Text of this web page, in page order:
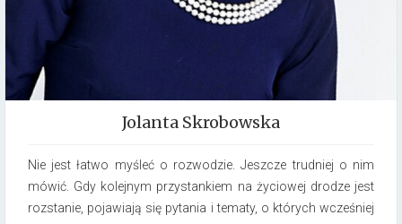
Jolanta Skrobowska
Nie jest łatwo myśleć o rozwodzie. Jeszcze trudniej o nim
mówić. Gdy kolejnym przystankiem na życiowej drodze jest
rozstanie, pojawiają się pytania i tematy, o których wcześniej